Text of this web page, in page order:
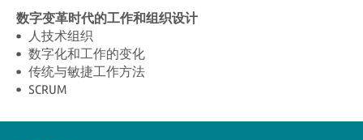
数字变革时代的工作和组织设计
人技术组织
数字化和工作的变化
传统与敏捷工作方法
SCRUM